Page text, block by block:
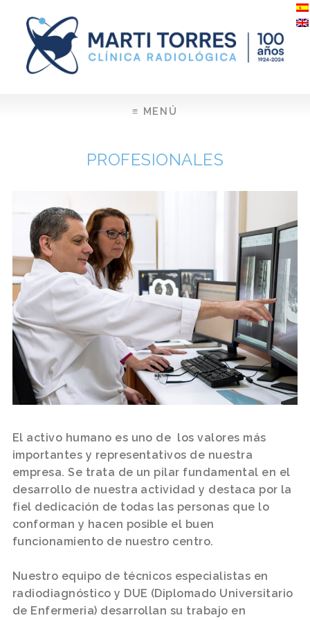
≡ MENÚ
PROFESIONALES
El activo humano es uno de los valores más
importantes y representativos de nuestra
empresa. Se trata de un pilar fundamental en el
desarrollo de nuestra actividad y destaca por la
fiel dedicación de todas las personas que lo
conforman y hacen posible el buen
funcionamiento de nuestro centro.
Nuestro equipo de técnicos especialistas en
radiodiagnóstico y DUE (Diplomado Universitario
de Enfermeria) desarrollan su trabajo en